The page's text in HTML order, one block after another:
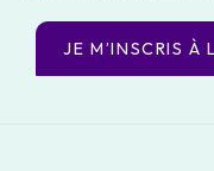
JE M’INSCRIS À